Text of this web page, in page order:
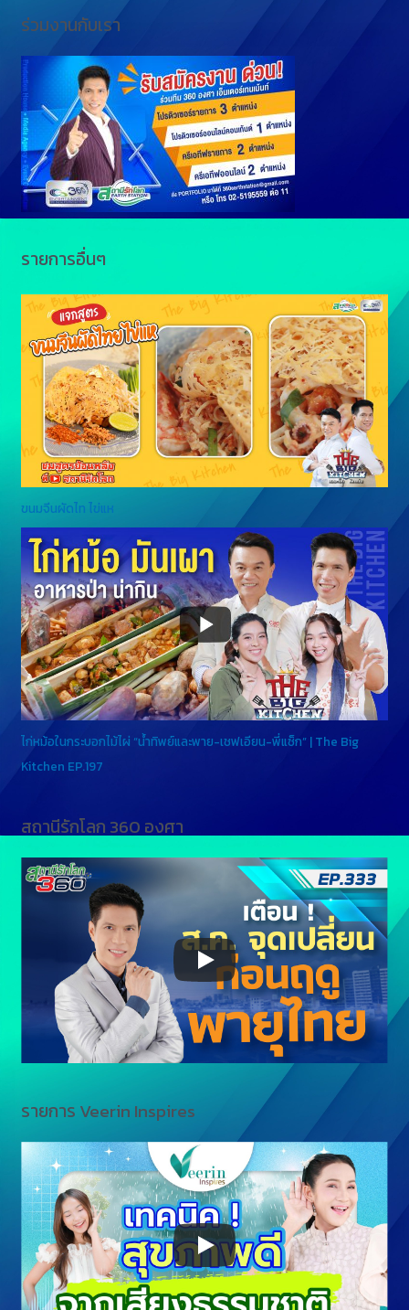
g
e
r
n
k
ร่วมงานกับเรา
รายการอื่นๆ
ขนมจีนผัดไท ไข่แห
ไก่หม้อในกระบอกไม้ไผ่ “น้ำทิพย์และพาย-เชฟเอียน-พี่แซ็ก” | The Big
Kitchen EP.197
สถานีรักโลก 360 องศา
รายการ Veerin Inspires